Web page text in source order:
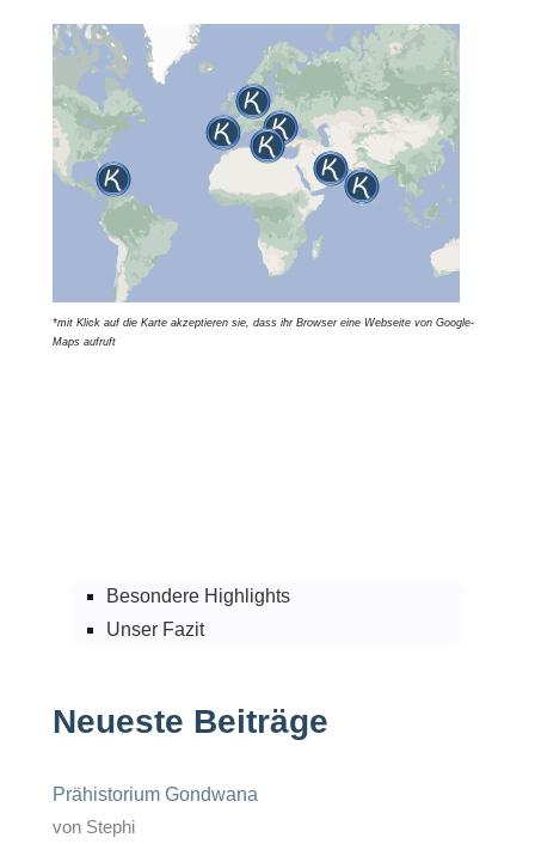
*mit Klick auf die Karte akzeptieren sie, dass ihr Browser eine Webseite von Google-
Maps aufruft
Besondere Highlights
Unser Fazit
Neueste Beiträge
Prähistorium Gondwana
von Stephi